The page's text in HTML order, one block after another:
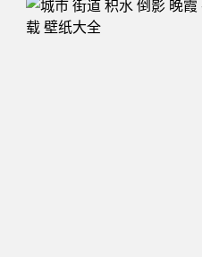
壁纸下载 壁纸大全